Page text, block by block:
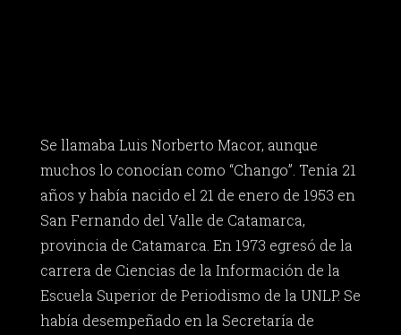
Se llamaba Luis Norberto Macor, aunque
muchos lo conocían como “Chango”. Tenía 21
años y había nacido el 21 de enero de 1953 en
San Fernando del Valle de Catamarca,
provincia de Catamarca. En 1973 egresó de la
carrera de Ciencias de la Información de la
Escuela Superior de Periodismo de la UNLP. Se
había desempeñado en la Secretaría de